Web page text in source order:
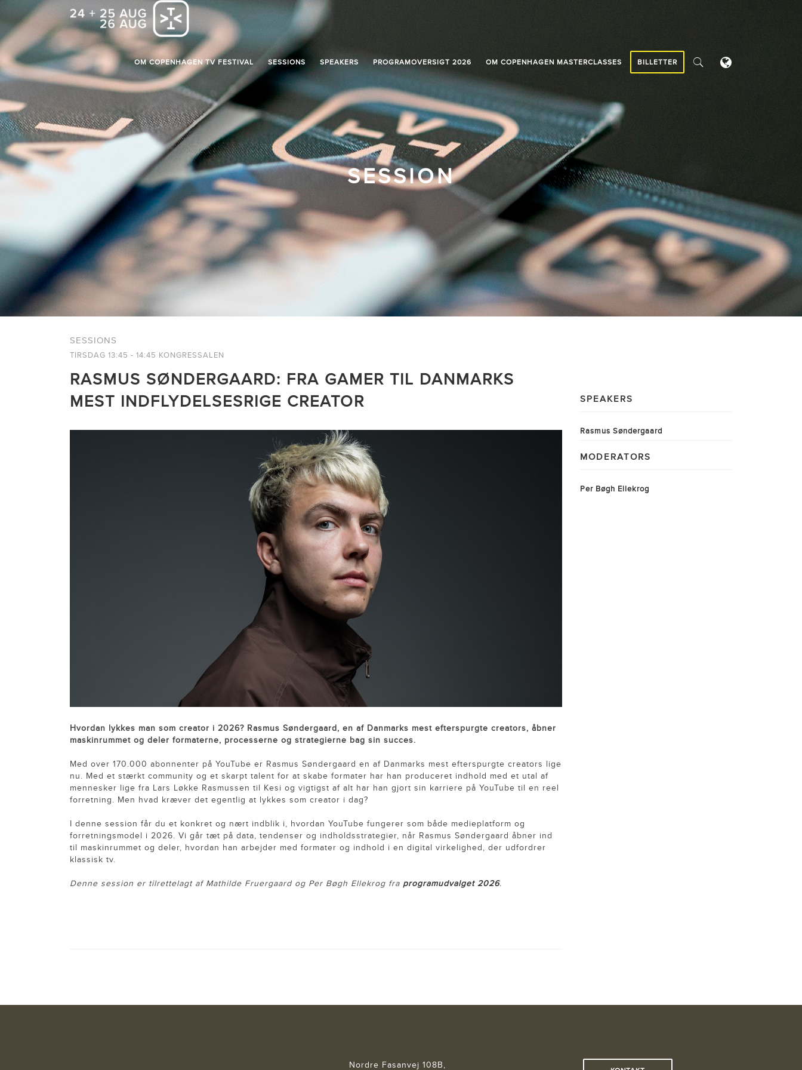
OM COPENHAGEN TV FESTIVAL SESSIONS SPEAKERS PROGRAMOVERSIGT 2026 OM COPENHAGEN MASTERCLASSES BILLETTER
SESSION
SESSIONS
TIRSDAG 13:45 - 14:45 KONGRESSALEN
RASMUS SØNDERGAARD: FRA GAMER TIL DANMARKS
MEST INDFLYDELSESRIGE CREATOR
Hvordan lykkes man som creator i 2026? Rasmus Søndergaard, en af Danmarks mest efterspurgte creators, åbner
maskinrummet og deler formaterne, processerne og strategierne bag sin succes.
Med over 170.000 abonnenter på YouTube er Rasmus Søndergaard en af Danmarks mest efterspurgte creators lige
nu. Med et stærkt community og et skarpt talent for at skabe formater har han produceret indhold med et utal af
mennesker lige fra Lars Løkke Rasmussen til Kesi og vigtigst af alt har han gjort sin karriere på YouTube til en reel
forretning. Men hvad kræver det egentlig at lykkes som creator i dag?
I denne session får du et konkret og nært indblik i, hvordan YouTube fungerer som både medieplatform og
forretningsmodel i 2026. Vi går tæt på data, tendenser og indholdsstrategier, når Rasmus Søndergaard åbner ind
til maskinrummet og deler, hvordan han arbejder med formater og indhold i en digital virkelighed, der udfordrer
klassisk tv.
Denne session er tilrettelagt af Mathilde Fruergaard og Per Bøgh Ellekrog fra programudvalget 2026.
SPEAKERS
Rasmus Søndergaard
MODERATORS
Per Bøgh Ellekrog
Nordre Fasanvej 108B,